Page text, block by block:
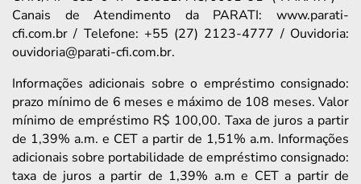
Canais de Atendimento da PARATI: www.parati-
cfi.com.br / Telefone: +55 (27) 2123-4777 / Ouvidoria:
ouvidoria@parati-cfi.com.br.
Informações adicionais sobre o empréstimo consignado:
prazo mínimo de 6 meses e máximo de 108 meses. Valor
mínimo de empréstimo R$ 100,00. Taxa de juros a partir
de 1,39% a.m. e CET a partir de 1,51% a.m. Informações
adicionais sobre portabilidade de empréstimo consignado:
taxa de juros a partir de 1,39% a.m e CET a partir de